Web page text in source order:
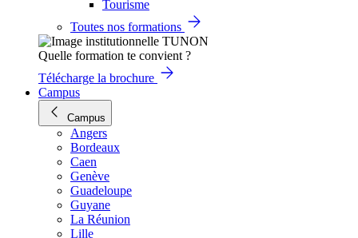
Tourisme
Toutes nos formations
Quelle formation te convient ?
Télécharge la brochure
Campus
Campus
Angers
Bordeaux
Caen
Genève
Guadeloupe
Guyane
La Réunion
Lille